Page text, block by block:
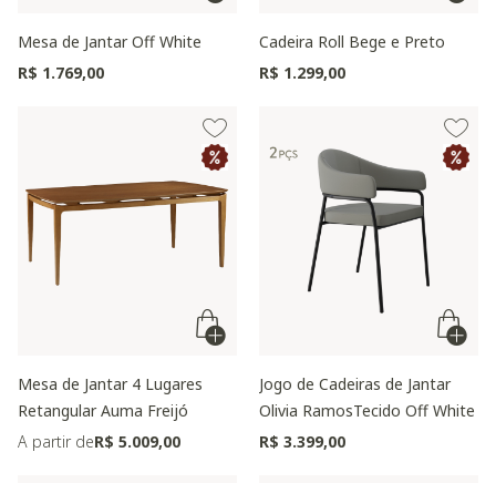
Mesa de Jantar Off White
R$ 1.769,00
Cadeira Roll Bege e Preto
R$ 1.299,00
Mesa de Jantar 4 Lugares
Retangular Auma Freijó
A partir deR$ 5.009,00
Jogo de Cadeiras de Jantar
Olivia RamosTecido Off White
R$ 3.399,00